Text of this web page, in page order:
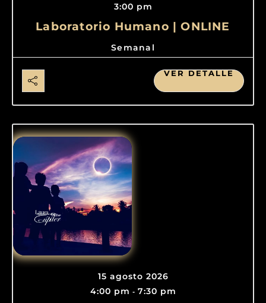
3:00 pm
Laboratorio Humano | ONLINE
Semanal
VER DETALLE
15 agosto 2026
4:00 pm - 7:30 pm